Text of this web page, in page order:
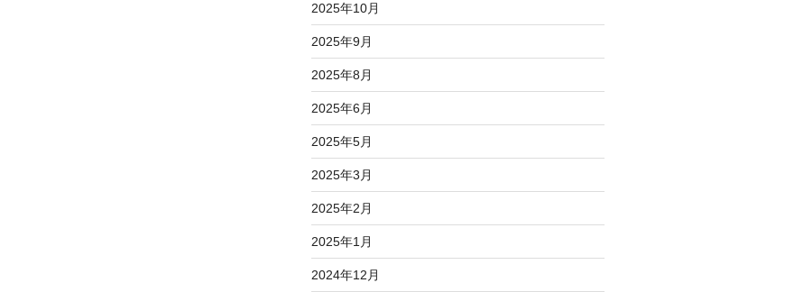
2025年10月
2025年9月
2025年8月
2025年6月
2025年5月
2025年3月
2025年2月
2025年1月
2024年12月